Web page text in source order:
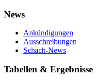
News
Ankündigungen
Ausschreibungen
Schach-News
Tabellen & Ergebnisse